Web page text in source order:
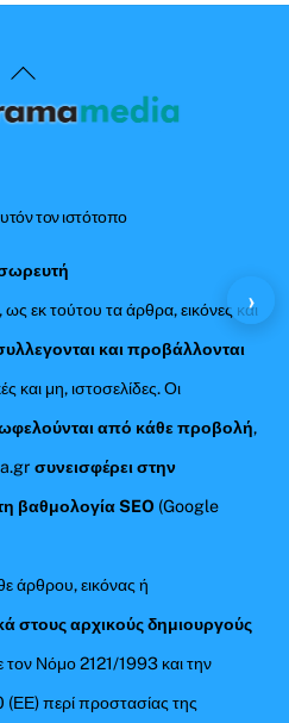
Back
To
τον ιστότοπο
εκ τούτου τα άρθρα, εικόνες και
και προβάλλονται
και μη, ιστοσελίδες. Οι
από κάθε προβολή,
συνεισφέρει στην
βαθμολογία SEO (Google
άρθρου, εικόνας ή
στους αρχικούς δημιουργούς
Νόμο 2121/1993 και την
περί προστασίας της
›